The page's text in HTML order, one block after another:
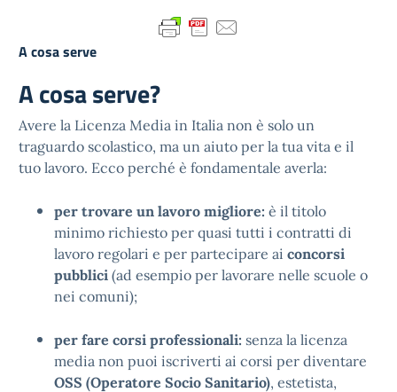
A cosa serve
A cosa serve?
Avere la Licenza Media in Italia non è solo un
traguardo scolastico, ma un aiuto per la tua vita e il
tuo lavoro. Ecco perché è fondamentale averla:
per trovare un lavoro migliore: è il titolo
minimo richiesto per quasi tutti i contratti di
lavoro regolari e per partecipare ai concorsi
pubblici (ad esempio per lavorare nelle scuole o
nei comuni);
per fare corsi professionali: senza la licenza
media non puoi iscriverti ai corsi per diventare
OSS (Operatore Socio Sanitario), estetista,